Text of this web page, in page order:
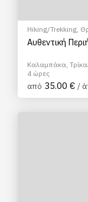
Hiking/Trekking,
Αξιοθέατα
Αυθεντική
Καλαμπάκα,
4 ώρες
από 35.00 € /